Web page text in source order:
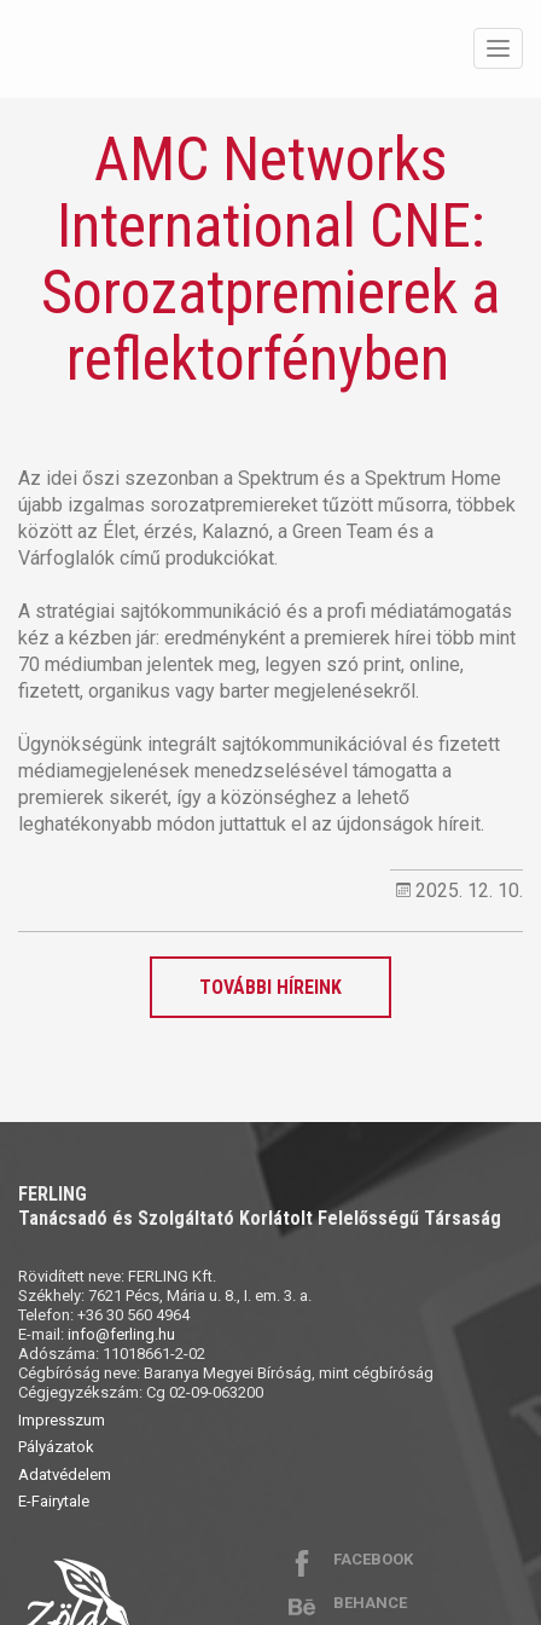
AMC Networks
International CNE:
Sorozatpremierek a
reflektorfényben
Az idei őszi szezonban a Spektrum és a Spektrum Home
újabb izgalmas sorozatpremiereket tűzött műsorra, többek
között az Élet, érzés, Kalaznó, a Green Team és a
Várfoglalók című produkciókat.
A stratégiai sajtókommunikáció és a profi médiatámogatás
kéz a kézben jár: eredményként a premierek hírei több mint
70 médiumban jelentek meg, legyen szó print, online,
fizetett, organikus vagy barter megjelenésekről.
Ügynökségünk integrált sajtókommunikációval és fizetett
médiamegjelenések menedzselésével támogatta a
premierek sikerét, így a közönséghez a lehető
leghatékonyabb módon juttattuk el az újdonságok híreit.
2025. 12. 10.
TOVÁBBI HÍREINK
FERLING
Tanácsadó és Szolgáltató Korlátolt Felelősségű Társaság
Rövidített neve: FERLING Kft.
Székhely: 7621 Pécs, Mária u. 8., I. em. 3. a.
Telefon: +36 30 560 4964
E-mail: info@ferling.hu
Adószáma: 11018661-2-02
Cégbíróság neve: Baranya Megyei Bíróság, mint cégbíróság
Cégjegyzékszám: Cg 02-09-063200
Impresszum
Pályázatok
Adatvédelem
E-Fairytale
FACEBOOK
BEHANCE